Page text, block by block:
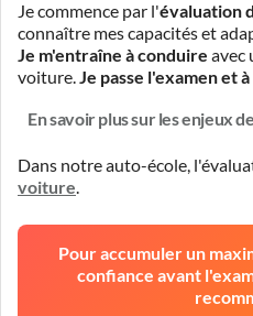
Je commence par l'évaluation
connaître mes capacités et
Je m'entraîne à conduire avec
voiture.Je passe l'examen et
En savoir plus sur les enjeux
Dans notre auto-école,
voiture.
Pour accumuler un
confiance avant